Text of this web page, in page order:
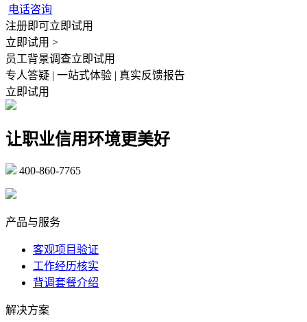
电话咨询
注册即可立即试用
立即试用 >
员工背景调查立即试用
专人答疑 | 一站式体验 | 真实反馈报告
立即试用
让职业信用环境更美好
400-860-7765
产品与服务
客观项目验证
工作经历核实
背调套餐介绍
解决方案